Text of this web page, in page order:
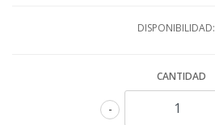
DISPONIBILIDAD:
CANTIDAD
-